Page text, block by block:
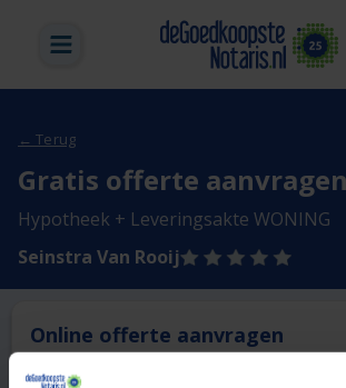
← Terug
Gratis offerte aanvragen
Hypotheek + Leveringsakte WONING
Seinstra Van Rooij
Online offerte aanvragen
Deze notaris biedt momenteel niet de